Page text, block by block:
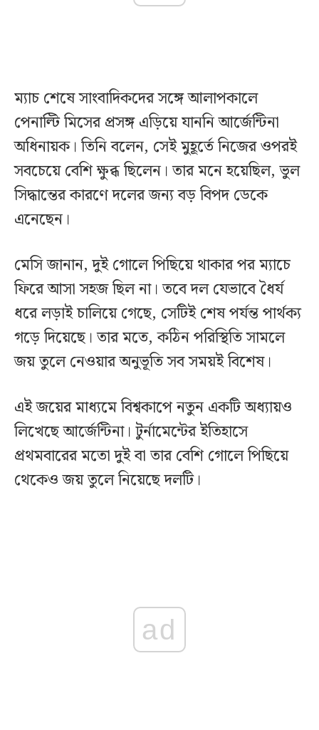
ম্যাচ শেষে সাংবাদিকদের সঙ্গে আলাপকালে
পেনাল্টি মিসের প্রসঙ্গ এড়িয়ে যাননি আর্জেন্টিনা
অধিনায়ক। তিনি বলেন, সেই মুহূর্তে নিজের ওপরই
সবচেয়ে বেশি ক্ষুব্ধ ছিলেন। তার মনে হয়েছিল, ভুল
সিদ্ধান্তের কারণে দলের জন্য বড় বিপদ ডেকে
এনেছেন।
মেসি জানান, দুই গোলে পিছিয়ে থাকার পর ম্যাচে
ফিরে আসা সহজ ছিল না। তবে দল যেভাবে ধৈর্য
ধরে লড়াই চালিয়ে গেছে, সেটিই শেষ পর্যন্ত পার্থক্য
গড়ে দিয়েছে। তার মতে, কঠিন পরিস্থিতি সামলে
জয় তুলে নেওয়ার অনুভূতি সব সময়ই বিশেষ।
এই জয়ের মাধ্যমে বিশ্বকাপে নতুন একটি অধ্যায়ও
লিখেছে আর্জেন্টিনা। টুর্নামেন্টের ইতিহাসে
প্রথমবারের মতো দুই বা তার বেশি গোলে পিছিয়ে
থেকেও জয় তুলে নিয়েছে দলটি।
ad